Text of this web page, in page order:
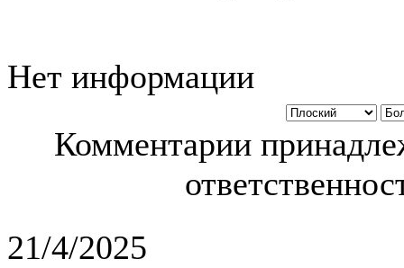
Нет информации
Комментарии
21/4/2025